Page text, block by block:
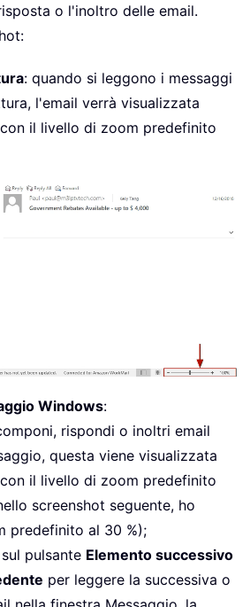
o l'inoltro delle email.
: quando si leggono i messaggi
l'email verrà visualizzata
il livello di zoom predefinito
Windows:
rispondi o inoltri email
questa viene visualizzata
il livello di zoom predefinito
screenshot seguente, ho
predefinito al 30 %);
pulsante Elemento successivo
per leggere la successiva o